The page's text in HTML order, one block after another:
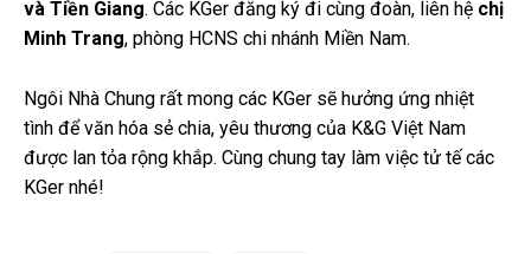
và Tiền Giang. Các KGer đăng ký đi cùng đoàn, liên hệ chị
Minh Trang, phòng HCNS chi nhánh Miền Nam.
Ngôi Nhà Chung rất mong các KGer sẽ hưởng ứng nhiệt
tình để văn hóa sẻ chia, yêu thương của K&G Việt Nam
được lan tỏa rộng khắp. Cùng chung tay làm việc tử tế các
KGer nhé!